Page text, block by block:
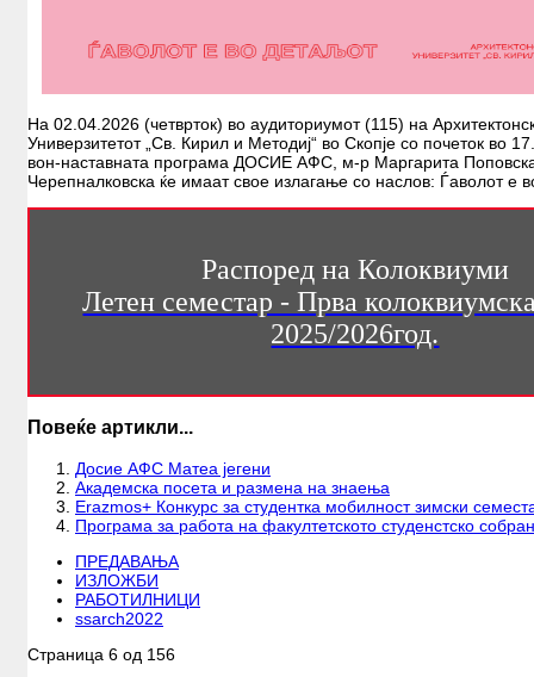
На 02.04.2026 (четврток) во аудиториумот (115) на
Универзитетот „Св. Кирил и Методиј“ во Скопје со почеток во
вон-наставната програма ДОСИЕ АФС, м-р Маргарита
Черепналковска ќе имаат свое излагање со наслов: Ѓаволот е
Распоред на Колоквиуми
Летен семестар - Прва
2025/2026год.
Повеќе артикли...
Досие АФС Матеа јегени
Академска посета и размена на знаења
Erazmos+ Конкурс за студентка мобилност зимски
Програма за работа на факултетското студенстско
ПРЕДАВАЊА
ИЗЛОЖБИ
РАБОТИЛНИЦИ
ssarch2022
Страница 6 од 156